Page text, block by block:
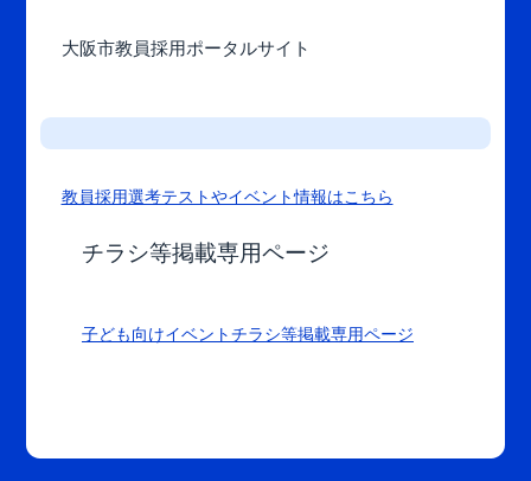
大阪市教員採用ポータルサイト
教員採用選考テストやイベント情報はこちら
チラシ等掲載専用ページ
子ども向けイベントチラシ等掲載専用ページ